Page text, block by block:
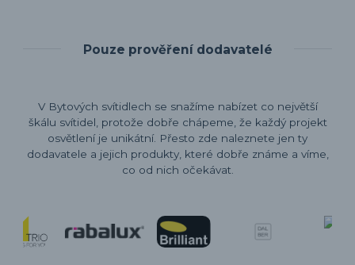
Pouze prověření dodavatelé
V Bytových svítidlech se snažíme nabízet co největší
škálu svítidel, protože dobře chápeme, že každý projekt
osvětlení je unikátní. Přesto zde naleznete jen ty
dodavatele a jejich produkty, které dobře známe a víme,
co od nich očekávat.